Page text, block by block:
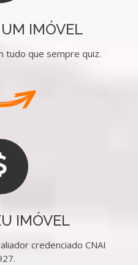
IMÓVEL
tudo que sempre quiz.
IMÓVEL
credenciado CNAI